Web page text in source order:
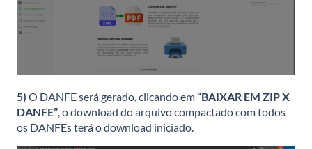
5) O DANFE será gerado, clicando em“BAIXAR EM ZIP X
DANFE”, o download do arquivo compactado com todos
os DANFEs terá o download iniciado.